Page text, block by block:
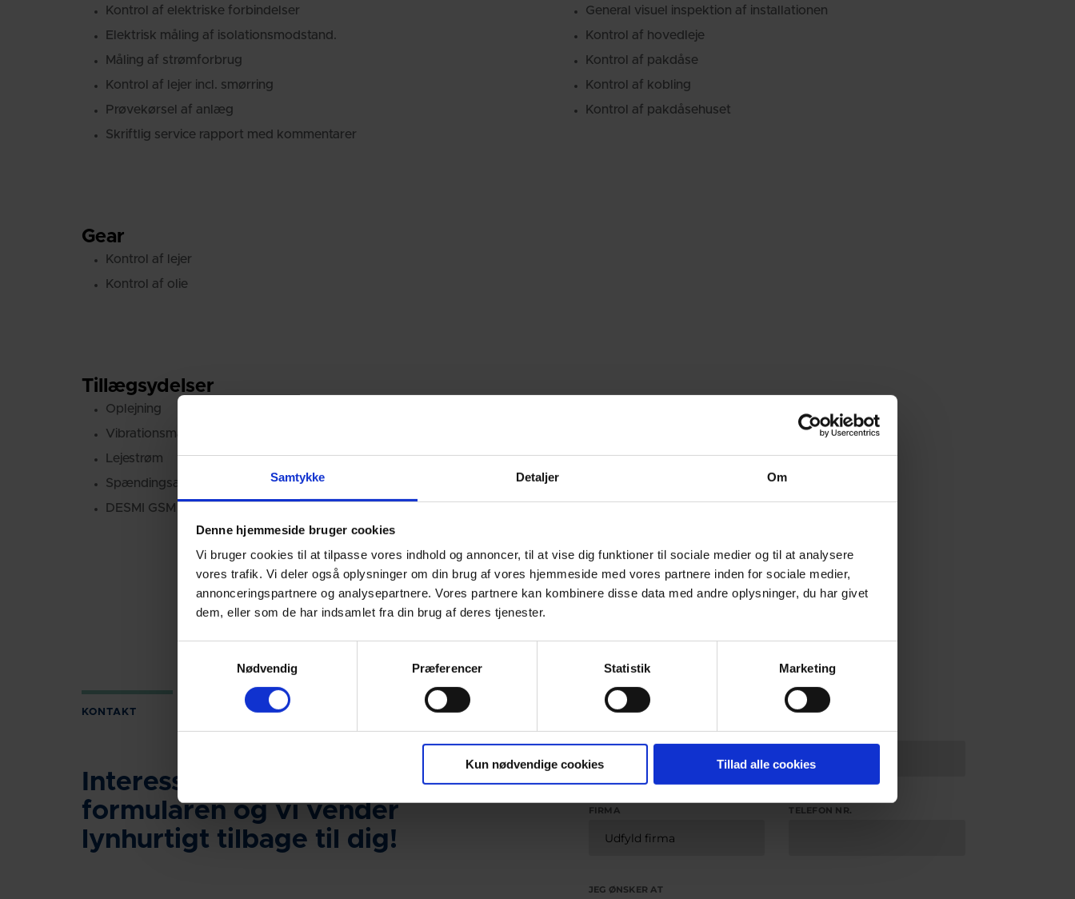
Samtykke Detaljer Om
Denne hjemmeside bruger cookies
Vi bruger cookies til at tilpasse vores indhold og annoncer, til at vise dig funktioner til sociale medier og til at analysere
vores trafik. Vi deler også oplysninger om din brug af vores hjemmeside med vores partnere inden for sociale medier,
annonceringspartnere og analysepartnere. Vores partnere kan kombinere disse data med andre oplysninger, du har givet
dem, eller som de har indsamlet fra din brug af deres tjenester.
Nødvendig
Præferencer Statistik Marketing
Kun nødvendige cookies Tillad alle cookies
Kontrol af elektriske forbindelser
Elektrisk måling af isolationsmodstand.
Måling af strømforbrug
Kontrol af lejer incl. smørring
Prøvekørsel af anlæg
Skriftlig service rapport med kommentarer
General visuel inspektion af installationen
Kontrol af hovedleje
Kontrol af pakdåse
Kontrol af kobling
Kontrol af pakdåsehuset
Gear
Kontrol af lejer
Kontrol af olie
Tillægsydelser
Oplejning
Vibrationsmåling
Lejestrøm
Spændingsanalyse
DESMI GSM Alarmmodul
KONTAKT
Interesseret? Udfyld
formularen og vi vender
lynhurtigt tilbage til dig!
NAVN* E-MAIL*
FIRMA TELEFON NR.
JEG ØNSKER AT